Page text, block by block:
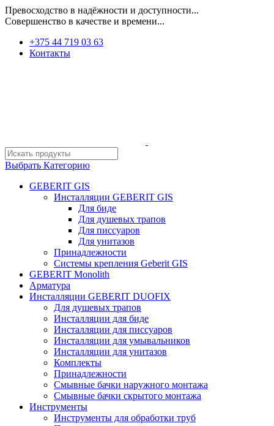
Превосходство в надёжности и доступности...
Совершенство в качестве и времени...
+375 44 719 03 63
Контакты
Выбрать Категорию
GEBERIT GIS
Инсталляции GEBERIT GIS
Для биде
Для душевых трапов
Для писсуаров
Для унитазов
Принадлежности
Системы крепления Geberit GIS
GEBERIT Monolith
Арматура
Инсталляции GEBERIT DUOFIX
Для душевых трапов
Инсталляции для биде
Инсталляции для писсуаров
Инсталляции для умывальников
Инсталляции для унитазов
Комплекты
Принадлежности
Смывные бачки наружного монтажа
Смывные бачки скрытого монтажа
Инструменты
Инструменты для обработки труб